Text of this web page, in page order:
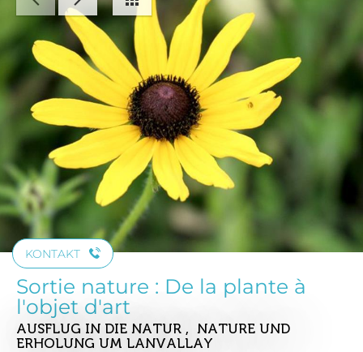
KONTAKT
Sortie nature : De la plante à
l'objet d'art
AUSFLUG IN DIE NATUR , NATURE UND
ERHOLUNG UM LANVALLAY